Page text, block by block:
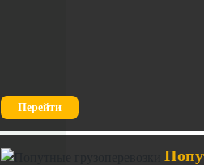
Перейти